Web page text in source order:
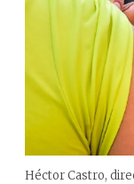
Héctor Castro,